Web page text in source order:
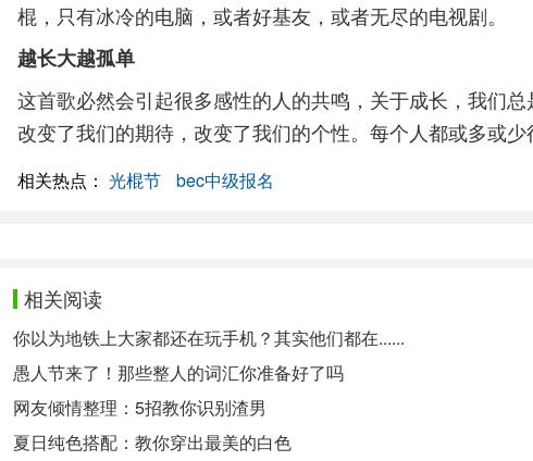
棍，只有冰冷的电脑，或者好基友，或者无尽的电视剧。
越长大越孤单
这首歌必然会引起很多感性的人的共鸣，关于成长，我们
改变了我们的期待，改变了我们的个性。每个人都或多或少
相关热点： 光棍节 bec中级报名
相关阅读
你以为地铁上大家都还在玩手机？其实他们都在......
愚人节来了！那些整人的词汇你准备好了吗
网友倾情整理：5招教你识别渣男
夏日纯色搭配：教你穿出最美的白色